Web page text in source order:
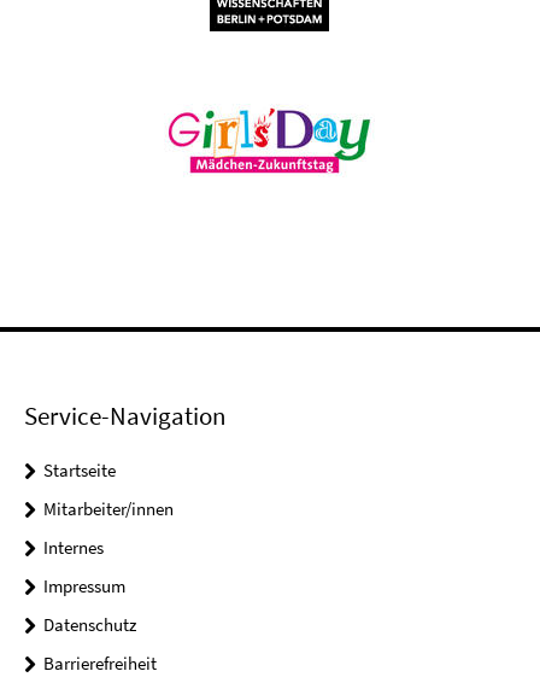
Service-Navigation
Startseite
Mitarbeiter/innen
Internes
Impressum
Datenschutz
Barrierefreiheit